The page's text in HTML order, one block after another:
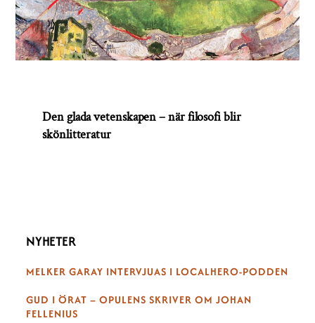
Den glada vetenskapen – när filosofi blir
skönlitteratur
NYHETER
MELKER GARAY INTERVJUAS I LOCALHERO-PODDEN
GUD I ÖRAT – OPULENS SKRIVER OM JOHAN
FELLENIUS